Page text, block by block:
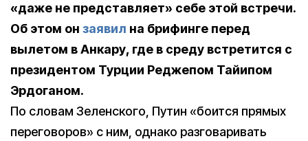
«даже не представляет» себе этой встречи.
Об этом он заявил на брифинге перед
вылетом в Анкару, где в среду встретится с
президентом Турции Реджепом Тайипом
Эрдоганом.
По словам Зеленского, Путин «боится прямых
переговоров» с ним, однако разговаривать